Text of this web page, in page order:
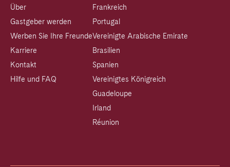
Über
Gastgeber werden
Werben Sie Ihre Freunde
Karriere
Kontakt
Hilfe und FAQ
Frankreich
Portugal
Vereinigte Arabische Emirate
Brasilien
Spanien
Vereinigtes Königreich
Guadeloupe
Irland
Réunion